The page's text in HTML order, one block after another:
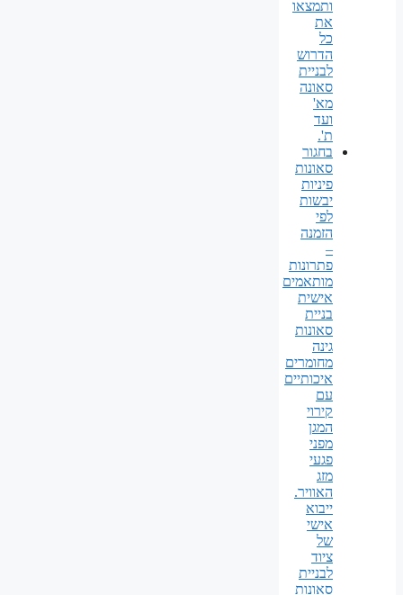
ותמצאו
את
כל
הדרוש
לבניית
סאונה
מא'
ועד
ת'.
בחגור
סאונות
פיניות
יבשות
לפי
הזמנה
–
פתרונות
מותאמים
אישית
בניית
סאונות
גינה
מחומרים
איכותיים
עם
קירוי
המגן
מפני
פגעי
מזג
האוויר.
ייבוא
אישי
של
ציוד
לבניית
סאונות